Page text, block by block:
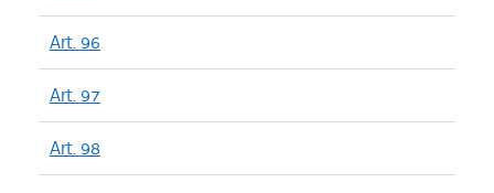
Art. 96
Art. 97
Art. 98